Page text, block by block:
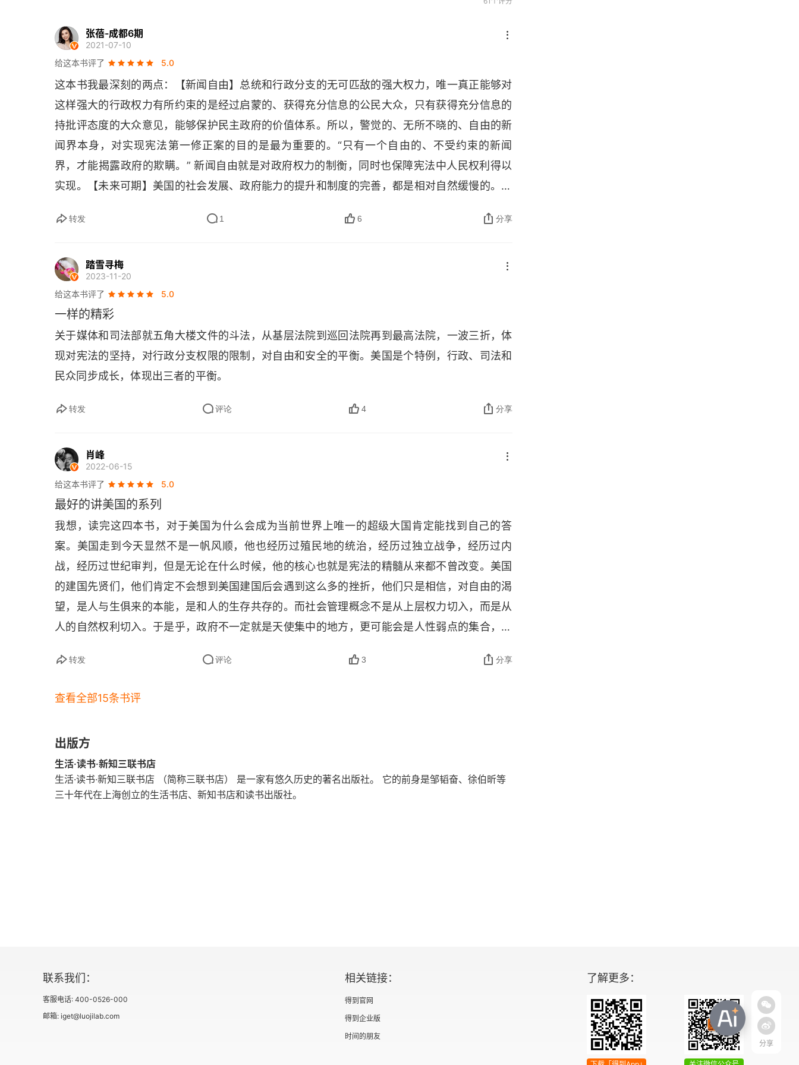
民主先知杰弗逊
林肯和内战
麦克纳马拉和艾尔斯伯格
柳暗花明找报纸
《华盛顿邮报》
今夜没有星辰
资料来源
张蓓-成都6期
2021-07-10
给这本书评了
5.0
这本书我最深刻的两点：【新闻自由】总统和行政分支的无可匹敌的强大权力，唯一真正能够对
这样强大的行政权力有所约束的是经过启蒙的、获得充分信息的公民大众，只有获得充分信息的
持批评态度的大众意见，能够保护民主政府的价值体系。所以，警觉的、无所不晓的、自由的新
闻界本身，对实现宪法第一修正案的目的是最为重要的。“只有一个自由的、不受约束的新闻
界，才能揭露政府的欺瞒。” 新闻自由就是对政府权力的制衡，同时也保障宪法中人民权利得以
实现。【未来可期】美国的社会发展、政府能力的提升和制度的完善，都是相对自然缓慢的。美
的社会问题，美国样样都有，很自然会暴露出来。如果政府的壮大走在制度转型之前，那么社会
管是美国的新闻自由，还是制度转型都经过一个漫长的发展过程，也不是一蹴而就的。反观国
行走。当然不是说中国的政府治理就没有问题，没有滞后，饭要一口一口吃，路要一步一步走。
一个人口 14 亿的大国，不管是科技、医疗、军事、金融、环保、脱贫都取得不错成绩的今天，
我是为我的祖国骄傲的。就像这本书最后一段话 “在这里，人们仍然有一种信念，他们相信，他
们可能要走一段弯路，可能有一段倒退，可是任何威胁只能阻碍人们追求自由的道路，却不可能
转发 1 6 分享
踏雪寻梅
2023-11-20
给这本书评了
5.0
一样的精彩
关于媒体和司法部就五角大楼文件的斗法，从基层法院到巡回法院再到最高法院，一波三折，体
现对宪法的坚持，对行政分支权限的限制，对自由和安全的平衡。美国是个特例，行政、司法和
民众同步成长，体现出三者的平衡。
转发 评论 4 分享
肖峰
2022-06-15
给这本书评了
5.0
最好的讲美国的系列
我想，读完这四本书，对于美国为什么会成为当前世界上唯一的超级大国肯定能找到自己的答
案。美国走到今天显然不是一帆风顺，他也经历过殖民地的统治，经历过独立战争，经历过内
战，经历过世纪审判，但是无论在什么时候，他的核心也就是宪法的精髓从来都不曾改变。美国
的建国先贤们，他们肯定不会想到美国建国后会遇到这么多的挫折，他们只是相信，对自由的渴
望，是人与生俱来的本能，是和人的生存共存的。而社会管理概念不是从上层权力切入，而是从
人的自然权利切入。于是乎，政府不一定就是天使集中的地方，更可能会是人性弱点的集合，所
为超级大国固然有军事实力和经济实力的因素，但我想更重要的应该是美国的那种民主自由精
转发 评论 3 分享
查看全部15条书评
出版方
生活·读书·新知三联书店
生活·读书·新知三联书店 （简称三联书店） 是一家有悠久历史的著名出版社。 它的前身是邹韬奋、徐伯昕等
三十年代在上海创立的生活书店、新知书店和读书出版社。
分享
联系我们：
客服电话: 400-0526-000
邮箱: iget@luojilab.com
相关链接：
得到官网
得到企业版
时间的朋友
了解更多：